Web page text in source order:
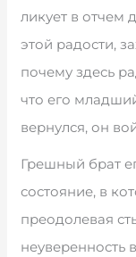
ликует в отчем
этой радости,
почему здесь
что его
вернулся, он
Грешный брат
состояние, в
преодолевая
неуверенность